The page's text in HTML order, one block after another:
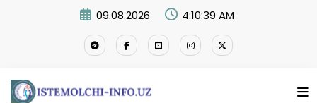
09.08.2026 4:10:40 AM